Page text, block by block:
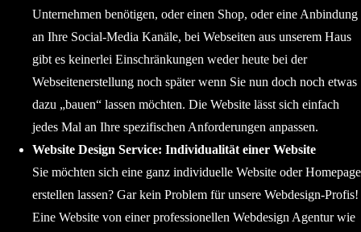
Unternehmen benötigen, oder einen Shop, oder eine Anbindung
an Ihre Social-Media Kanäle, bei Webseiten aus unserem Haus
gibt es keinerlei Einschränkungen weder heute bei der
Webseitenerstellung noch später wenn Sie nun doch noch etwas
dazu „bauen“ lassen möchten. Die Website lässt sich einfach
jedes Mal an Ihre spezifischen Anforderungen anpassen.
Website Design Service: Individualität einer Website
Sie möchten sich eine ganz individuelle Website oder Homepage
erstellen lassen? Gar kein Problem für unsere Webdesign-Profis!
Eine Website von einer professionellen Webdesign Agentur wie